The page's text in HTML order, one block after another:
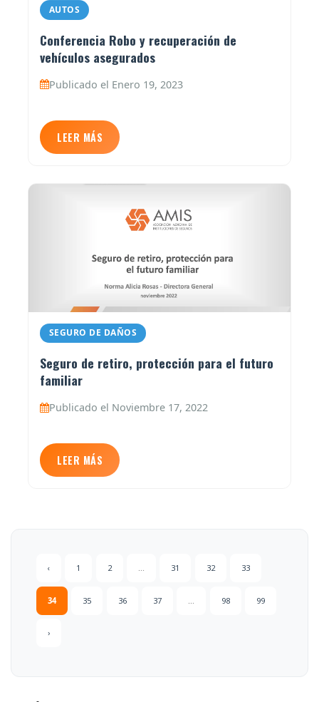
AUTOS
Conferencia Robo y recuperación de
vehículos asegurados
Publicado el Enero 19, 2023
LEER MÁS
SEGURO DE DAÑOS
Seguro de retiro, protección para el futuro
familiar
Publicado el Noviembre 17, 2022
LEER MÁS
‹ 1 2 ... 31 32 33
34 35 36 37 98 99
›